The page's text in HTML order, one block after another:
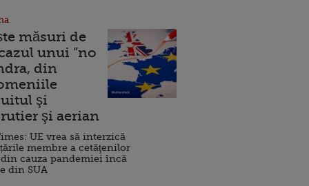
măsuri de
unui ”no
din
şi
şi aerian
UE vrea să interzică
membre a cetăţenilor
cauza pandemiei încă
din SUA